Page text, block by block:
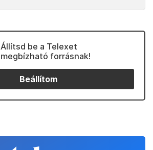
Állítsd be a Telexet
megbízható forrásnak!
Beállítom